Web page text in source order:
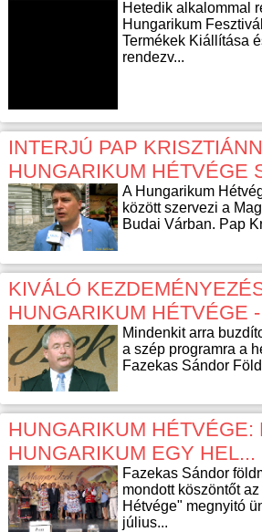
Hetedik alkalommal
Hungarikum
Termékek Kiállítása
rendezv...
INTERJÚ PAP
HUNGARIKUM HÉTVÉGE
A Hungarikum
között szervezi a
Budai Várban. Pap
KIVÁLÓ
HUNGARIKUM HÉTVÉGE
Mindenkit arra
a szép programra a
Fazekas Sándor
HUNGARIKUM HÉTVÉGE:
HUNGARIKUM EGY HEL...
Fazekas Sándor
mondott köszöntőt
Hétvége" megnyitó
július...